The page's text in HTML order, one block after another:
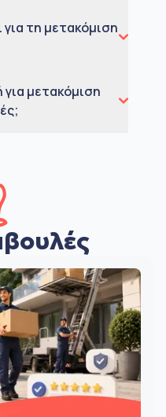
τη μετακόμιση
μετακόμιση